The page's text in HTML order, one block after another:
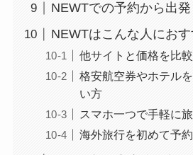
NEWTでの予約から出
NEWTはこんな人におす
他サイトと価格を比
格安航空券やホテル
い方
スマホ一つで手軽に
海外旅行を初めて予